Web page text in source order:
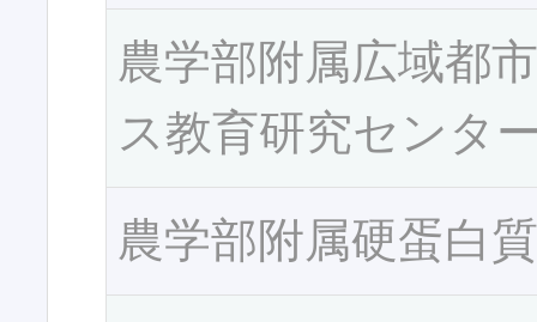
農学部附属広域都
ス教育研究センタ
農学部附属硬蛋白